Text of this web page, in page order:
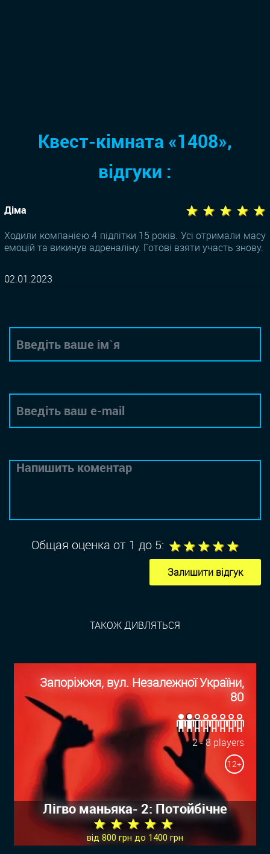
Квест-кімната «1408»,
відгуки :
Діма ★ ★ ★ ★ ★
Ходили компанією 4 підлітки 15 років. Усі отримали масу
емоцій та викинув адреналіну. Готові взяти участь знову.
02.01.2023
Общая оценка от 1 до 5: 4
3
2
1
Залишити відгук
ТАКОЖ ДИВЛЯТЬСЯ
Запоріжжя, вул. Незалежної України,
80
2 - 8 players
12+
Лігво маньяка- 2: Потойбічне
★ ★ ★ ★ ★
від 800 грн до 1400 грн